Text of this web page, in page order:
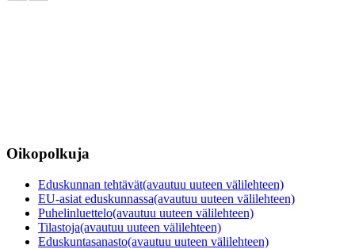
Oikopolkuja
Eduskunnan tehtävät(avautuu uuteen välilehteen)
EU-asiat eduskunnassa(avautuu uuteen välilehteen)
Puhelinluettelo(avautuu uuteen välilehteen)
Tilastoja(avautuu uuteen välilehteen)
Eduskuntasanasto(avautuu uuteen välilehteen)